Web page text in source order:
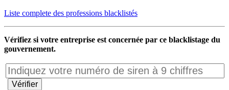
Liste complete des professions blacklistés
Vérifiez si votre entreprise est concernée par ce blacklistage du
gouvernement.